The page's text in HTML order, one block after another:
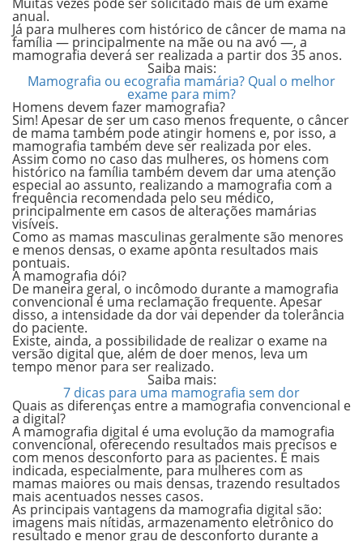
anual.
Já para mulheres com histórico de câncer de mama na
família — principalmente na mãe ou na avó —, a
mamografia deverá ser realizada a partir dos 35 anos.
Saiba mais:
Mamografia ou ecografia mamária? Qual o melhor
exame para mim?
Homens devem fazer mamografia?
Sim! Apesar de ser um caso menos frequente, o câncer
de mama também pode atingir homens e, por isso, a
mamografia também deve ser realizada por eles.
Assim como no caso das mulheres, os homens com
histórico na família também devem dar uma atenção
especial ao assunto, realizando a mamografia com a
frequência recomendada pelo seu médico,
principalmente em casos de alterações mamárias
visíveis.
Como as mamas masculinas geralmente são menores
e menos densas, o exame aponta resultados mais
pontuais.
A mamografia dói?
De maneira geral, o incômodo durante a mamografia
convencional é uma reclamação frequente. Apesar
disso, a intensidade da dor vai depender da tolerância
do paciente.
Existe, ainda, a possibilidade de realizar o exame na
versão digital que, além de doer menos, leva um
tempo menor para ser realizado.
Saiba mais:
7 dicas para uma mamografia sem dor
Quais as diferenças entre a mamografia convencional e
a digital?
A mamografia digital é uma evolução da mamografia
convencional, oferecendo resultados mais precisos e
com menos desconforto para as pacientes. É mais
indicada, especialmente, para mulheres com as
mamas maiores ou mais densas, trazendo resultados
mais acentuados nesses casos.
As principais vantagens da mamografia digital são:
imagens mais nítidas, armazenamento eletrônico do
resultado e menor grau de desconforto durante a